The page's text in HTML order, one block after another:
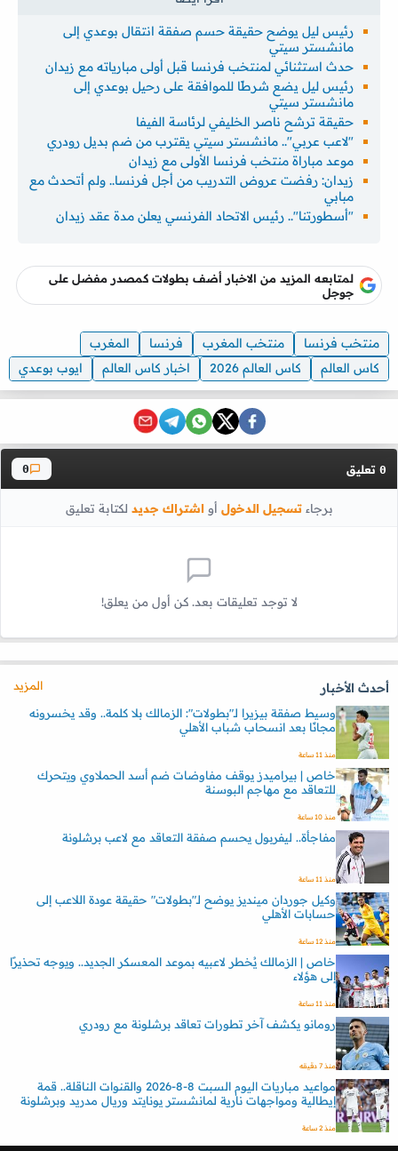
رئيس ليل يوضح حقيقة حسم صفقة انتقال بوعدي إلى
مانشستر سيتي
حدث استثنائي لمنتخب فرنسا قبل أولى مبارياته مع زيدان
رئيس ليل يضع شرطًا للموافقة على رحيل بوعدي إلى
مانشستر سيتي
حقيقة ترشح ناصر الخليفي لرئاسة الفيفا
"لاعب عربي".. مانشستر سيتي يقترب من ضم بديل رودري
موعد مباراة منتخب فرنسا الأولى مع زيدان
زيدان: رفضت عروض التدريب من أجل فرنسا.. ولم أتحدث مع
مبابي
"أسطورتنا".. رئيس الاتحاد الفرنسي يعلن مدة عقد زيدان
لمتابعه المزيد من الاخبار أضف بطولات كمصدر مفضل على
جوجل
منتخب فرنسا منتخب المغرب فرنسا
المغرب
كاس العالم
كاس العالم 2026 اخبار كاس العالم ايوب بوعدي
0 تعليق 0
برجاءتسجيل الدخول أواشتراك جديد لكتابة تعليق
لا توجد تعليقات بعد. كن أول من يعلق!
أحدث الأخبار
المزيد
وسيط صفقة بيزيرا لـ"بطولات": الزمالك بلا كلمة.. وقد يخسرونه
مجانًا بعد انسحاب شباب الأهلي
منذ 11 ساعة
خاص | بيراميدز يوقف مفاوضات ضم أسد الحملاوي ويتحرك
للتعاقد مع مهاجم البوسنة
منذ 10 ساعة
مفاجأة.. ليفربول يحسم صفقة التعاقد مع لاعب برشلونة
منذ 11 ساعة
وكيل جوردان مينديز يوضح لـ"بطولات" حقيقة عودة اللاعب إلى
حسابات الأهلي
منذ 12 ساعة
خاص | الزمالك يُخطر لاعبيه بموعد المعسكر الجديد.. ويوجه تحذيرًا
إلى هؤلاء
منذ 11 ساعة
رومانو يكشف آخر تطورات تعاقد برشلونة مع رودري
منذ 7 دقيقه
مواعيد مباريات اليوم السبت 8-8-2026 والقنوات الناقلة.. قمة
إيطالية ومواجهات نارية لمانشستر يونايتد وريال مدريد وبرشلونة
منذ 2 ساعة